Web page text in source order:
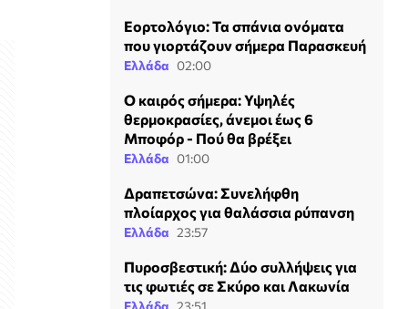
Εορτολόγιο: Τα σπάνια ονόματα
που γιορτάζουν σήμερα Παρασκευή
Ελλάδα 02:00
Ο καιρός σήμερα: Υψηλές
θερμοκρασίες, άνεμοι έως 6
Μποφόρ - Πού θα βρέξει
Ελλάδα 01:00
Δραπετσώνα: Συνελήφθη
πλοίαρχος για θαλάσσια ρύπανση
Ελλάδα 23:57
Πυροσβεστική: Δύο συλλήψεις για
τις φωτιές σε Σκύρο και Λακωνία
Ελλάδα 23:51